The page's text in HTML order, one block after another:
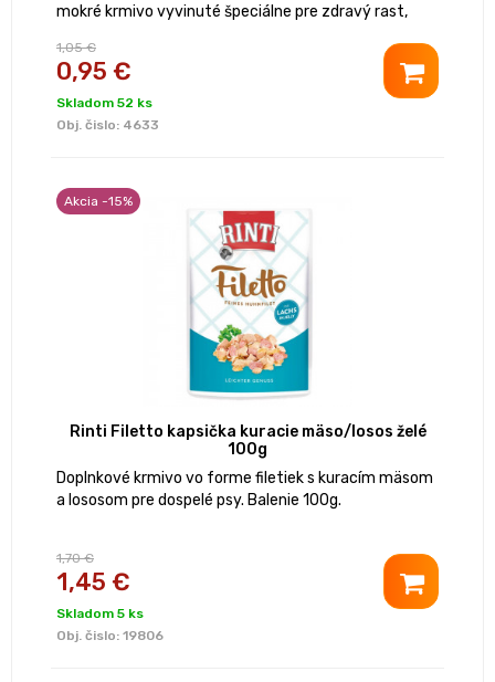
mokré krmivo vyvinuté špeciálne pre zdravý rast,
do 1 roka.
1,05 €
0,95 €
Skladom 52 ks
Obj. čislo: 4633
Akcia -15%
Rinti Filetto kapsička kuracie mäso/losos želé
100g
Doplnkové krmivo vo forme filetiek s kuracím mäsom
a lososom pre dospelé psy. Balenie 100g.
1,70 €
1,45 €
Skladom 5 ks
Obj. čislo: 19806